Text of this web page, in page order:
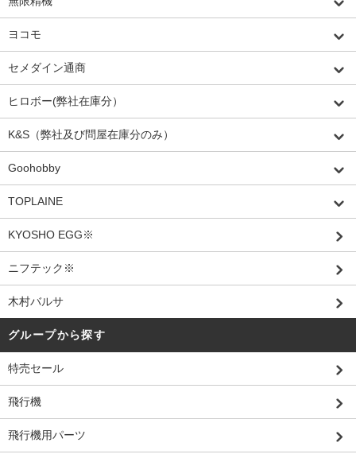
ヨコモ
セメダイン通商
ヒロボー(弊社在庫分）
K&S（弊社及び問屋在庫分のみ）
Goohobby
TOPLAINE
KYOSHO EGG※
ニフテック※
木村バルサ
グループから探す
特売セール
飛行機
飛行機用パーツ